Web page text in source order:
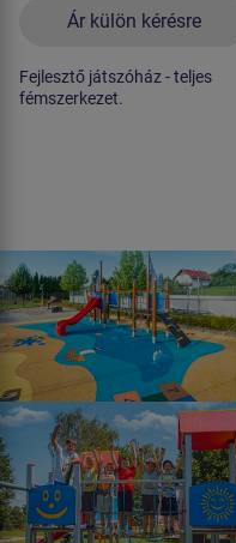
Ár külön kérésre
Fejlesztő játszóház - teljes
fémszerkezet.